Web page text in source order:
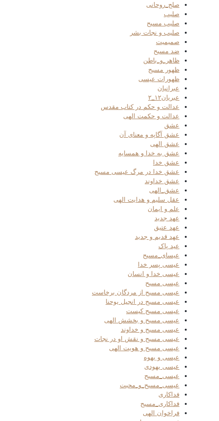
صلح_روحانی
صلیب
صلیب مسیح
صلیب و نجات بشر
صمیمیت
ضد مسیح
ظاهر_و_باطن
ظهور مسیح
ظهورات عیسی
عبرانیان
عبریان۱۲_۲
عدالت و حکم در کتاب مقدس
عدالت و حکمت الهی
عشق
عشق آگاپه و معنای آن
عشق الهی
عشق به خدا و همسایه
عشق خدا
عشق خدا در مرگ عیسی مسیح
عشق خداوند
عشق_الهی
عقل سلیم و هدایت الهی
علم و ایمان
عهد جدید
عهد عتیق
عهد قدیم و جدید
عید پاک
عیسای_مسیح
عیسی پسر خدا
عیسی خدا و انسان
عیسی مسیح
عیسی مسیح از مردگان برخاست
عیسی مسیح در انجیل یوحنا
عیسی مسیح کیست
عیسی مسیح و بخشش الهی
عیسی مسیح و خداوند
عیسی مسیح و نقش او در نجات
عیسی مسیح و هویت الهی
عیسی و یهوه
عیسی یهودی
عیسی_مسیح
عیسی_مسیح_و_محبت
فداکاری
فداکاری_مسیح
فراخوان الهی